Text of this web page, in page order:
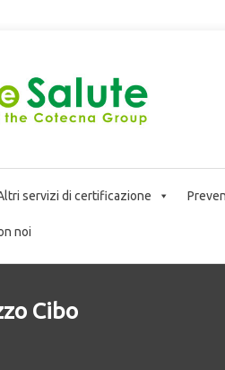
servizi di certificazione
noi
Cibo